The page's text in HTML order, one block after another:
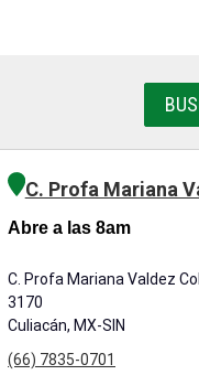
C. Profa Mariana
Abre a las 8am
C. Profa Mariana Valdez
3170
Culiacán, MX-SIN
(66) 7835-0701